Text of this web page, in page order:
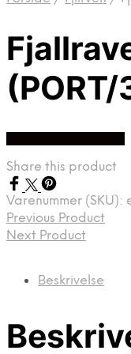
Share this product
Varenummer (SKU):
Previous Product
Next Product
Beskrivelse